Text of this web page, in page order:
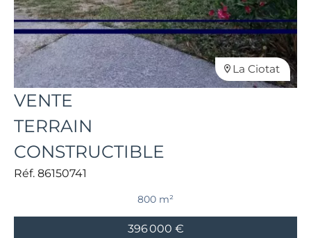
La Ciotat
VENTE
TERRAIN
CONSTRUCTIBLE
Réf. 86150741
800 m²
396 000 €